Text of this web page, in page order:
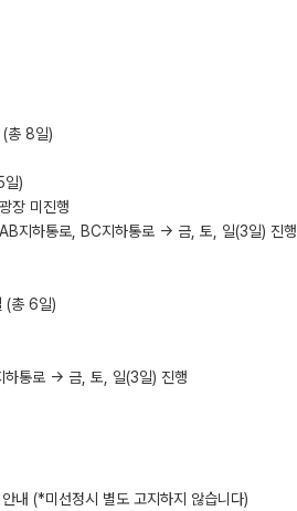
총 8일)
일)
장 미진행
지하통로, BC지하통로 -> 금, 토, 일(3일) 진행
총 6일)
통로 -> 금, 토, 일(3일) 진행
내 (*미선정시 별도 고지하지 않습니다)